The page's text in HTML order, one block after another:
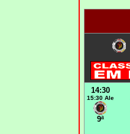
14:30
15:30 Ale
9ª